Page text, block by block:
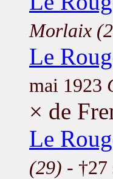
Morlaix
Le
mai 1923
× de
Le
(29) - †27